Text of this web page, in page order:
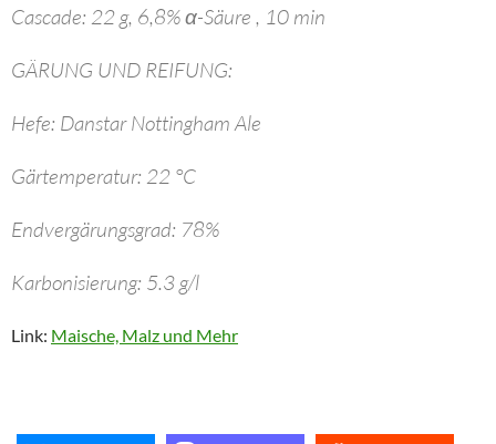
Cascade: 22 g, 6,8% α-Säure , 10 min
GÄRUNG UND REIFUNG:
Hefe: Danstar Nottingham Ale
Gärtemperatur: 22 °C
Endvergärungsgrad: 78%
Karbonisierung: 5.3 g/l
Link: Maische, Malz und Mehr